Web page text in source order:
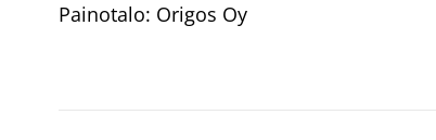
Painotalo: Origos Oy